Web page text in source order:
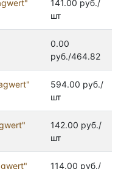
141.00 руб./
шт
0.00
руб./464.82
594.00 руб./
шт
142.00 руб./
шт
114.00 руб./